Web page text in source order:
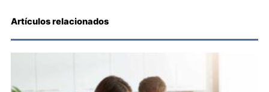
Artículos relacionados